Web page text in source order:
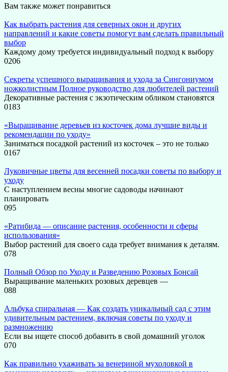
Вам также может понравиться
Как выбрать растения для северных окон и других
направлений и какие советы помогут вам сделать правильный
выбор
Каждому дому требуется индивидуальный подход к выбору
0206
Секреты успешного выращивания и ухода за Сингониумом
ножколистным Полное руководство для любителей растений
Декоративные растения с экзотическим обликом становятся
0183
«Выращивание деревьев из косточек дома лучшие виды и
рекомендации по уходу»
Заниматься посадкой растений из косточек – это не только
0167
Луковичные цветы для весенней посадки советы по выбору и
уходу
С наступлением весны многие садоводы начинают
планировать
095
«Ратибида — описание растения, особенности и сферы
использования»
Выбор растений для своего сада требует внимания к деталям.
078
Полный Обзор по Уходу и Разведению Розовых Бонсай
Выращивание маленьких розовых деревцев —
088
Альбука спиральная — Как создать уникальный сад с этим
удивительным растением, включая советы по уходу и
размножению
Если вы ищете способ добавить в свой домашний уголок
070
Как правильно ухаживать за венериной мухоловкой в